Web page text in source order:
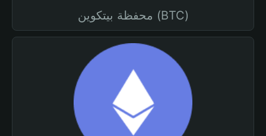
محفظة بيتكوين (BTC)